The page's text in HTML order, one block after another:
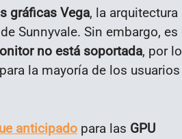
gráficas Vega, la arquitectura
Sunnyvale. Sin embargo, es
no está soportada, por lo
la mayoría de los usuarios
anticipado para las GPU